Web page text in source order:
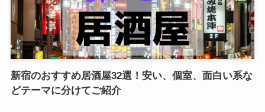
新宿のおすすめ居酒屋32選！安い、個室、面白い系な
どテーマに分けてご紹介